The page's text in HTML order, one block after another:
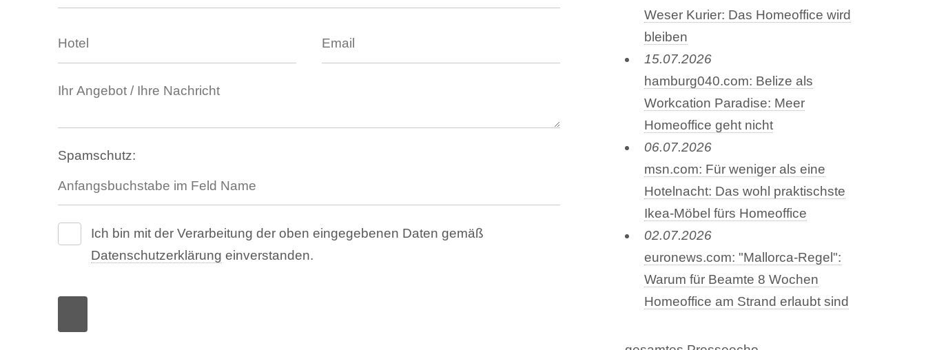
Spamschutz:
Ich bin mit der Verarbeitung der oben eingegebenen Daten gemäß
Datenschutzerklärung einverstanden.
Weser Kurier: Das Homeoffice wird
bleiben
15.07.2026
hamburg040.com: Belize als
Workcation Paradise: Meer
Homeoffice geht nicht
06.07.2026
msn.com: Für weniger als eine
Hotelnacht: Das wohl praktischste
Ikea-Möbel fürs Homeoffice
02.07.2026
euronews.com: "Mallorca-Regel":
Warum für Beamte 8 Wochen
Homeoffice am Strand erlaubt sind